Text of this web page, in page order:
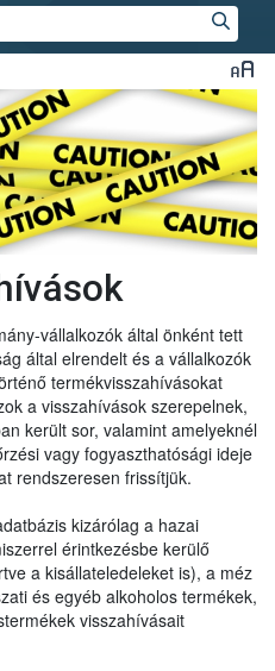
vállalkozók által önként tett
által elrendelt és a vállalkozók
termékvisszahívásokat
a visszahívások szerepelnek,
került sor, valamint amelyeknél
vagy fogyaszthatósági ideje
rendszeresen frissítjük.
kizárólag a hazai
érintkezésbe kerülő
a kisállateledeleket is), a méz
és egyéb alkoholos termékek,
visszahívásait